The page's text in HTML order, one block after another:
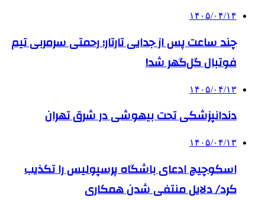
۱۴۰۵/۰۴/۱۴
چند ساعت پس از جدایی تارتار؛ رحمتی سرمربی تیم
فوتبال گل‌گهر شد!
۱۴۰۵/۰۴/۱۳
دندانپزشکی تحت بیهوشی در شرق تهران
۱۴۰۵/۰۴/۱۳
اسکوچیچ ادعای باشگاه پرسپولیس را تکذیب
کرد/ دلایل منتفی شدن همکاری